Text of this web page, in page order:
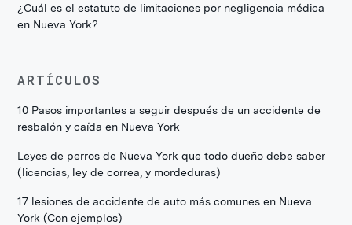
¿Cuál es el estatuto de limitaciones por negligencia médica
en Nueva York?
ARTÍCULOS
10 Pasos importantes a seguir después de un accidente de
resbalón y caída en Nueva York
Leyes de perros de Nueva York que todo dueño debe saber
(licencias, ley de correa, y mordeduras)
17 lesiones de accidente de auto más comunes en Nueva
York (Con ejemplos)